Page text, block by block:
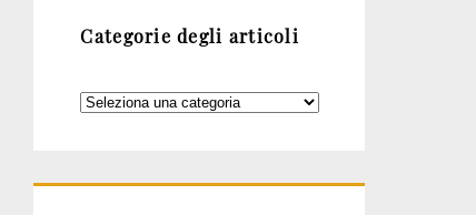
Categorie degli articoli
Categorie